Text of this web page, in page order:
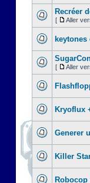
Recréer
[ Aller
[ Aller
Kryoflux
Generer
Killer